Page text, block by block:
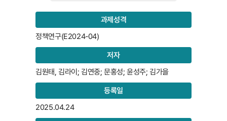
과제성격
정책연구(E2024-04)
저자
김원태, 김라이; 김연중; 문홍성; 윤성주; 김가을
등록일
2025.04.24